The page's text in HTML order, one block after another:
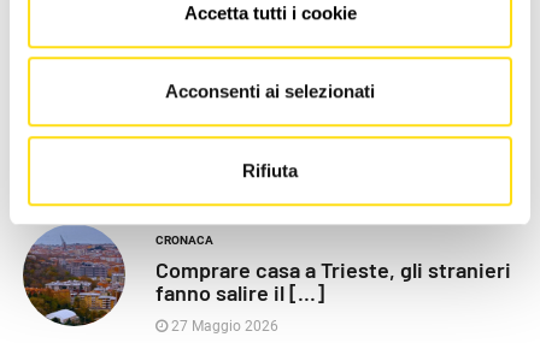
Accetta tutti i cookie
Acconsenti ai selezionati
Rifiuta
chiusa”, Vaccarezza [...]
27 Maggio 2026
CRONACA
Poliziotti sempre più sotto
CRONACA
Comprare casa a Trieste, gli stranieri
fanno salire il [...]
27 Maggio 2026